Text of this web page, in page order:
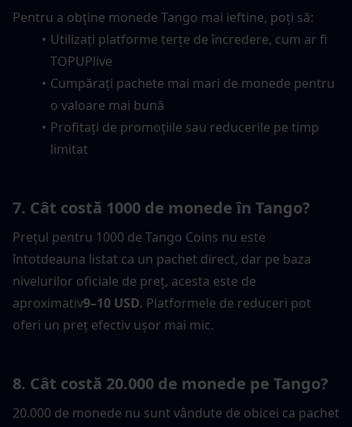
Pentru a obține monede Tango mai ieftine, poți să:
Utilizați platforme terțe de încredere, cum ar fi
TOPUPlive
Cumpărați pachete mai mari de monede pentru
o valoare mai bună
Profitați de promoțiile sau reducerile pe timp
limitat
7. Cât costă 1000 de monede în Tango?
Prețul pentru 1000 de Tango Coins nu este
întotdeauna listat ca un pachet direct, dar pe baza
nivelurilor oficiale de preț, acesta este de
aproximativ9–10 USD. Platformele de reduceri pot
oferi un preț efectiv ușor mai mic.
8. Cât costă 20.000 de monede pe Tango?
20.000 de monede nu sunt vândute de obicei ca pachet